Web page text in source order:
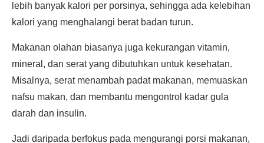
lebih banyak kalori per porsinya, sehingga ada kelebihan
kalori yang menghalangi berat badan turun.
Makanan olahan biasanya juga kekurangan vitamin,
mineral, dan serat yang dibutuhkan untuk kesehatan.
Misalnya, serat menambah padat makanan, memuaskan
nafsu makan, dan membantu mengontrol kadar gula
darah dan insulin.
Jadi daripada berfokus pada mengurangi porsi makanan,